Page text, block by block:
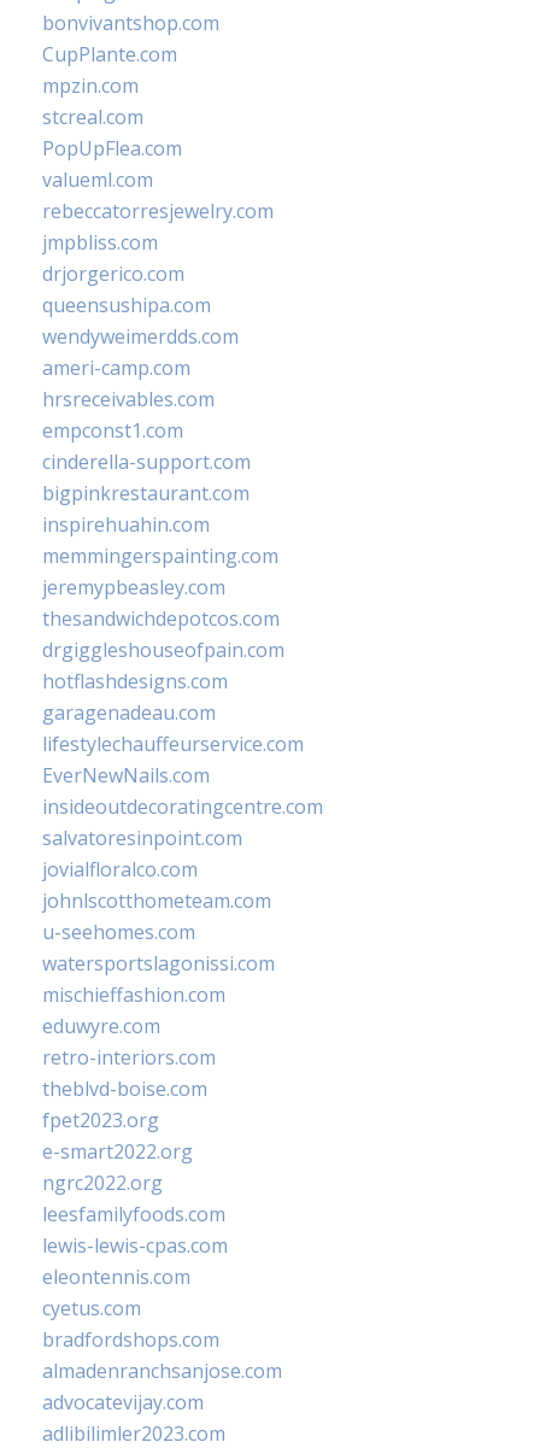
bonvivantshop.com
CupPlante.com
mpzin.com
stcreal.com
PopUpFlea.com
valueml.com
rebeccatorresjewelry.com
jmpbliss.com
drjorgerico.com
queensushipa.com
wendyweimerdds.com
ameri-camp.com
hrsreceivables.com
empconst1.com
cinderella-support.com
bigpinkrestaurant.com
inspirehuahin.com
memmingerspainting.com
jeremypbeasley.com
thesandwichdepotcos.com
drgiggleshouseofpain.com
hotflashdesigns.com
garagenadeau.com
lifestylechauffeurservice.com
EverNewNails.com
insideoutdecoratingcentre.com
salvatoresinpoint.com
jovialfloralco.com
johnlscotthometeam.com
u-seehomes.com
watersportslagonissi.com
mischieffashion.com
eduwyre.com
retro-interiors.com
theblvd-boise.com
fpet2023.org
e-smart2022.org
ngrc2022.org
leesfamilyfoods.com
lewis-lewis-cpas.com
eleontennis.com
cyetus.com
bradfordshops.com
almadenranchsanjose.com
advocatevijay.com
adlibilimler2023.com